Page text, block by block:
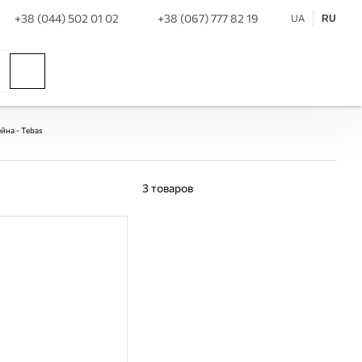
+38 (044) 502 01 02 +38 (067) 777 82 19 UA RU
- Tebas
3товаров